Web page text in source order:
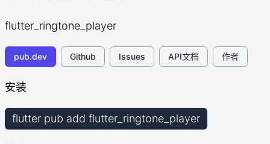
flutter_ringtone_player
pub.dev Github Issues API文档 作者
安装
flutter pub add flutter_ringtone_player